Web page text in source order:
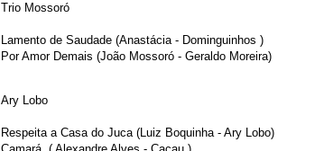
Trio Mossoró
Lamento de Saudade (Anastácia - Dominguinhos )
Por Amor Demais (João Mossoró - Geraldo Moreira)
Ary Lobo
Respeita a Casa do Juca (Luiz Boquinha - Ary Lobo)